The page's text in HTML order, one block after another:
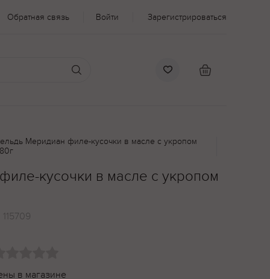
Обратная связь Войти Зарегистрироваться
Меридиан филе-кусочки в масле с укропом
кусочки в масле с укропом
115709
в магазине